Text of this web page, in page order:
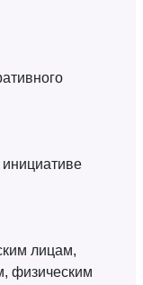
инициативе
лицам,
физическим